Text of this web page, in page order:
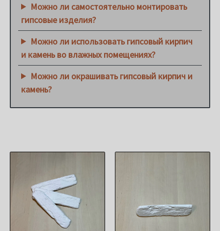
Можно ли самостоятельно монтировать
гипсовые изделия?
Можно ли использовать гипсовый кирпич
и камень во влажных помещениях?
Можно ли окрашивать гипсовый кирпич и
камень?